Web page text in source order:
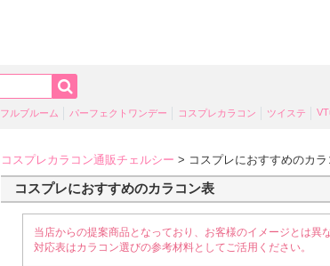
フルブルーム パーフェクトワンデー コスプレカラコン ツイステ
コスプレカラコン通販チェルシー > コスプレにおすすめのカラ
コスプレにおすすめのカラコン表
当店からの提案商品となっており、お客様のイメージとは異
対応表はカラコン選びの参考材料としてご活用ください。